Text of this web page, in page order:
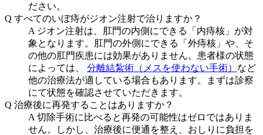
ださい。
Q すべてのいぼ痔がジオン注射で治りますか？
A ジオン注射は、肛門の内側にできる「内痔核」が対
象となります。肛門の外側にできる「外痔核」や、そ
の他の肛門疾患には効果がありません。患者様の状態
によっては、 分離結紮術（メスを使わない手術） など
他の治療法が適している場合もあります。まずは診察
にて状態を確認させていただきます。
Q 治療後に再発することはありますか？
A 切除手術に比べると再発の可能性はゼロではありま
せん。しかし、治療後に便通を整え、おしりに負担を